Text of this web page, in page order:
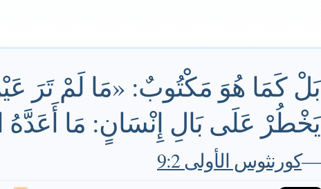
بَلْ كَمَا هُوَ مَكْتُوبٌ: «مَا لَمْ تَرَ
يَخْطُرْ عَلَى بَالِ إِنْسَانٍ: مَا أَعَدَّهُ
—كورنثوس الأولى 9:2